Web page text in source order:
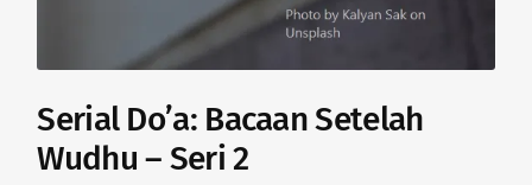
Serial Do’a: Bacaan Setelah
Wudhu – Seri 2